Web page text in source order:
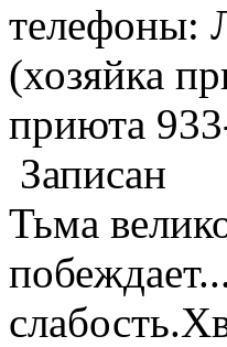
телефоны:
(хозяйка
приюта
Записан
Тьма